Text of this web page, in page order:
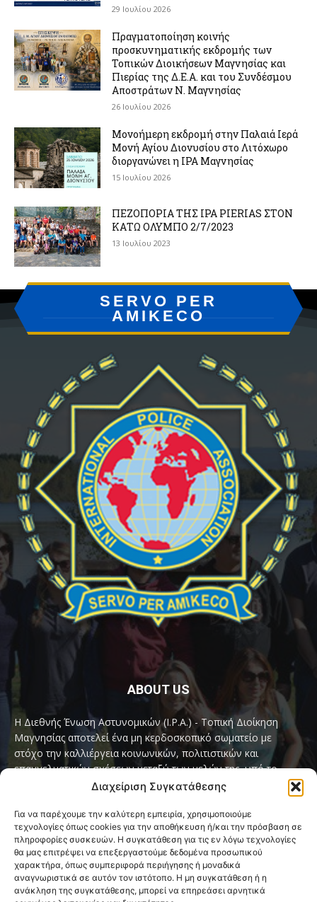
Διαχείριση Συγκατάθεσης
Για να παρέχουμε την καλύτερη εμπειρία, χρησιμοποιούμε
τεχνολογίες όπως cookies για την αποθήκευση ή/και την πρόσβαση σε
πληροφορίες συσκευών. Η συγκατάθεση για τις εν λόγω τεχνολογίες
θα μας επιτρέψει να επεξεργαστούμε δεδομένα προσωπικού
χαρακτήρα, όπως συμπεριφορά περιήγησης ή μοναδικά
αναγνωριστικά σε αυτόν τον ιστότοπο. Η μη συγκατάθεση ή η
ανάκληση της συγκατάθεσης, μπορεί να επηρεάσει αρνητικά
29 Ιουλίου 2026
Πραγματοποίηση κοινής
προσκυνηματικής εκδρομής των
Τοπικών Διοικήσεων Μαγνησίας και
Πιερίας της Δ.Ε.Α. και του Συνδέσμου
Αποστράτων Ν. Μαγνησίας
26 Ιουλίου 2026
Μονοήμερη εκδρομή στην Παλαιά Ιερά
Μονή Αγίου Διονυσίου στο Λιτόχωρο
διοργανώνει η IPA Μαγνησίας
15 Ιουλίου 2026
ΠΕΖΟΠΟΡΙΑ ΤΗΣ IPA PIERIAS ΣΤΟΝ
ΚΑΤΩ ΟΛΥΜΠΟ 2/7/2023
13 Ιουλίου 2023
SERVO PER
AMIKECO
ABOUT US
Η Διεθνής Ένωση Αστυνομικών (I.P.A.) - Τοπική Διοίκηση
Μαγνησίας αποτελεί ένα μη κερδοσκοπικό σωματείο με
στόχο την καλλιέργεια κοινωνικών, πολιτιστικών και
επαγγελματικών σχέσεων μεταξύ των μελών της, υπό το
παγκόσμιο σύνθημα «Servo per Amikeco» (Υπηρετώ δια της
Contact us:ipamagnesia@gmail.com
FOLLOW US